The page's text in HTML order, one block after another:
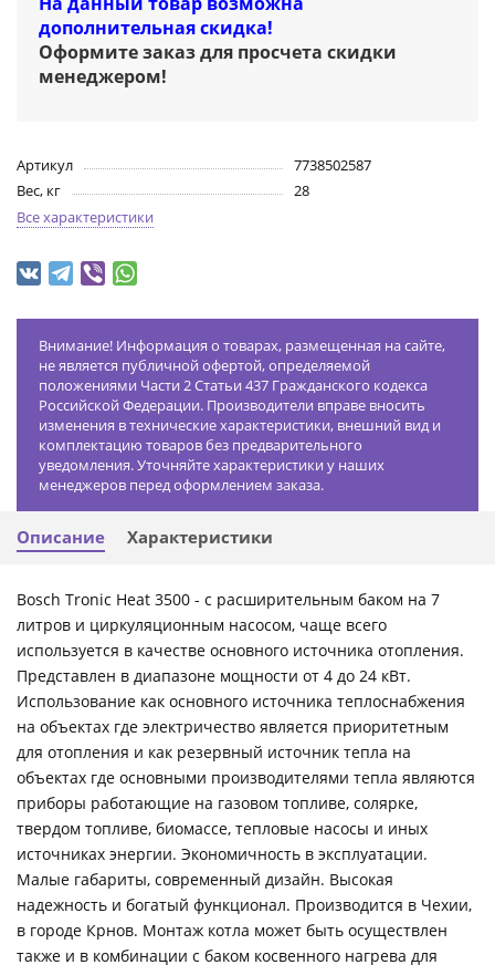
дополнительная скидка!
Оформите заказ для просчета скидки
менеджером!
Артикул
7738502587
Вес, кг
28
Все характеристики
Внимание! Информация о товарах, размещенная на сайте,
не является публичной офертой, определяемой
положениями Части 2 Статьи 437 Гражданского кодекса
Российской Федерации. Производители вправе вносить
изменения в технические характеристики, внешний вид и
комплектацию товаров без предварительного
уведомления. Уточняйте характеристики у наших
менеджеров перед оформлением заказа.
Описание Характеристики
Bosch Tronic Heat 3500 - с расширительным баком на 7
литров и циркуляционным насосом, чаще всего
используется в качестве основного источника отопления.
Представлен в диапазоне мощности от 4 до 24 кВт.
Использование как основного источника теплоснабжения
на объектах где электричество является приоритетным
для отопления и как резервный источник тепла на
объектах где основными производителями тепла являются
приборы работающие на газовом топливе, солярке,
твердом топливе, биомассе, тепловые насосы и иных
источниках энергии. Экономичность в эксплуатации.
Малые габариты, современный дизайн. Высокая
надежность и богатый функционал. Производится в Чехии,
в городе Крнов. Монтаж котла может быть осуществлен
также и в комбинации с баком косвенного нагрева для